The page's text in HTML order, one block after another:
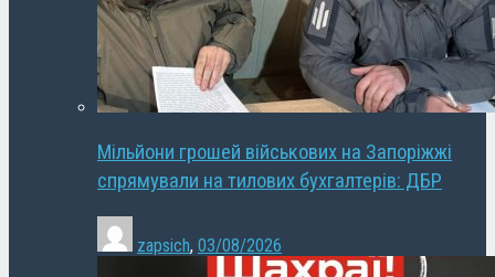
Мільйони грошей військових на Запоріжжі
спрямували на тилових бухгалтерів: ДБР
zapsich, 03/08/2026